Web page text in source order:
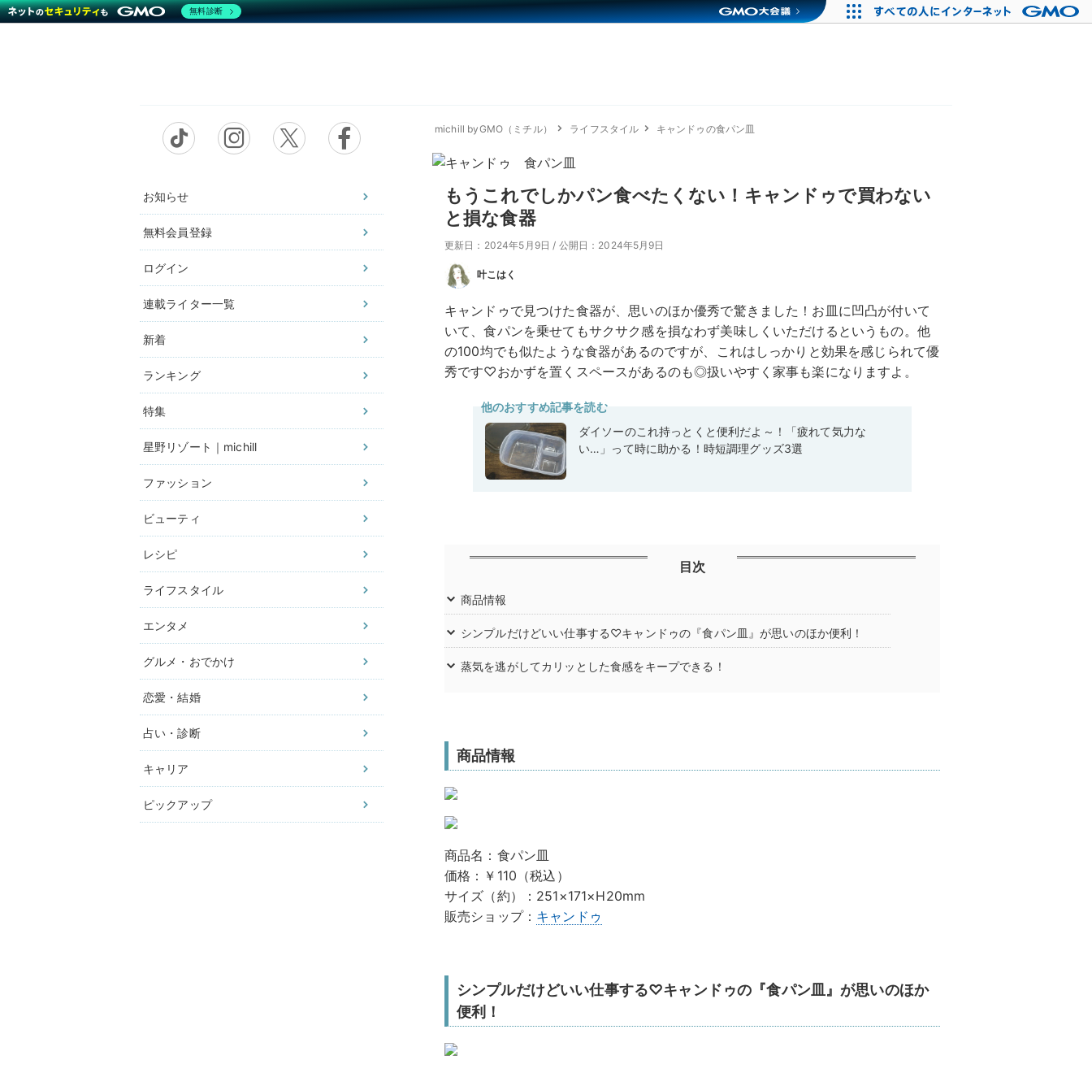
お知らせ
無料会員登録
ログイン
連載ライター一覧
新着
ランキング
特集
星野リゾート｜michill
ファッション
ビューティ
レシピ
ライフスタイル
エンタメ
グルメ・おでかけ
恋愛・結婚
占い・診断
キャリア
ピックアップ
michill byGMO（ミチル） ライフスタイル キャンドゥの食パン皿
もうこれでしかパン食べたくない！キャンドゥで買わない
と損な食器
更新日：2024年5月9日 / 公開日：2024年5月9日
叶こはく
キャンドゥで見つけた食器が、思いのほか優秀で驚きました！お皿に凹凸が付いて
いて、食パンを乗せてもサクサク感を損なわず美味しくいただけるというもの。他
の100均でも似たような食器があるのですが、これはしっかりと効果を感じられて優
秀です♡おかずを置くスペースがあるのも◎扱いやすく家事も楽になりますよ。
他のおすすめ記事を読む
ダイソーのこれ持っとくと便利だよ～！「疲れて気力な
い…」って時に助かる！時短調理グッズ3選
目次
商品情報
シンプルだけどいい仕事する♡キャンドゥの『食パン皿』が思いのほか便利！
蒸気を逃がしてカリッとした食感をキープできる！
商品情報
商品名：食パン皿
価格：￥110（税込）
サイズ（約）：251×171×H20mm
販売ショップ： キャンドゥ
シンプルだけどいい仕事する♡キャンドゥの『食パン皿』が思いのほか
便利！
無料診断